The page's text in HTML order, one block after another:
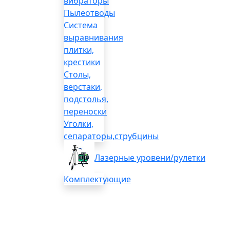
Пылеотводы
Система
выравнивания
плитки,
крестики
Столы,
верстаки,
подстолья,
переноски
Уголки,
сепараторы,струбцины
Лазерные уровени/рулетки
Комплектующие